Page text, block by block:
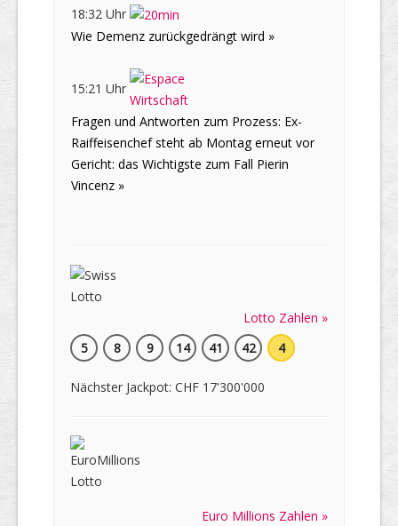
18:32 Uhr
Wie Demenz zurückgedrängt wird »
15:21 Uhr
Fragen und Antworten zum Prozess: Ex-
Raiffeisenchef steht ab Montag erneut vor
Gericht: das Wichtigste zum Fall Pierin
Vincenz »
Lotto Zahlen »
5
8 9 14 41 42 4
Nächster Jackpot: CHF 17'300'000
Euro Millions Zahlen »